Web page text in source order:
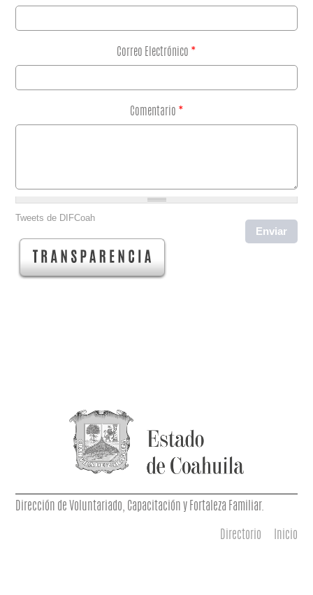
Correo Electrónico *
Comentario *
Tweets de DIFCoah
Dirección de Voluntariado, Capacitación y Fortaleza Familiar.
Directorio Inicio